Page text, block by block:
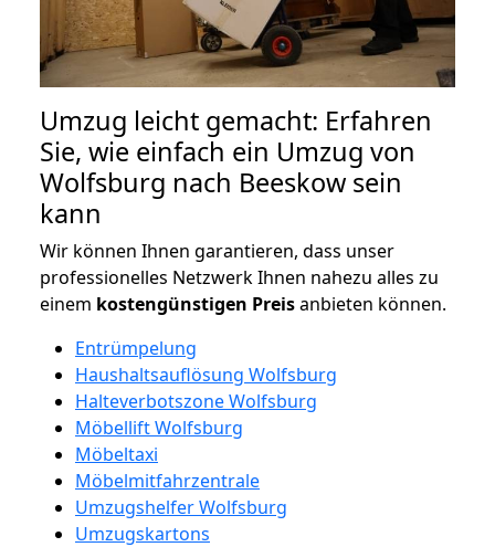
Umzug leicht gemacht: Erfahren
Sie, wie einfach ein Umzug von
Wolfsburg nach Beeskow sein
kann
Wir können Ihnen garantieren, dass unser
professionelles Netzwerk Ihnen nahezu alles zu
einem kostengünstigen Preisanbieten können.
Entrümpelung
Haushaltsauflösung Wolfsburg
Halteverbotszone Wolfsburg
Möbellift Wolfsburg
Möbeltaxi
Möbelmitfahrzentrale
Umzugshelfer Wolfsburg
Umzugskartons